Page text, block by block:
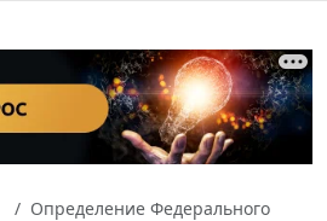
Определение Федерального